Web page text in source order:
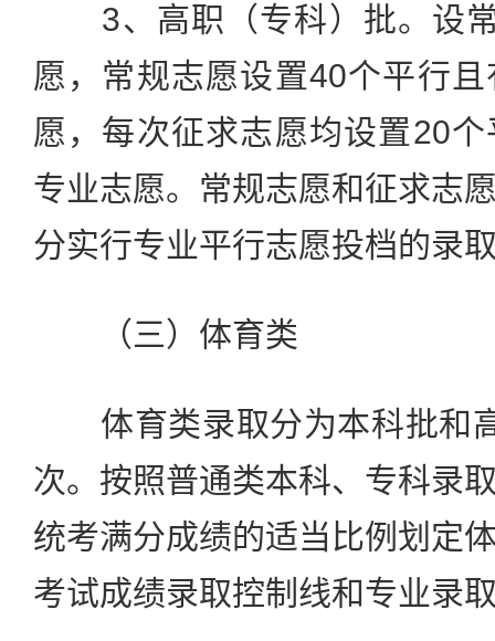
3、高职（专科）批。设常
愿，常规志愿设置40个平行
愿，每次征求志愿均设置20
专业志愿。常规志愿和征求志
分实行专业平行志愿投档的录
（三）体育类
体育类录取分为本科批和
次。按照普通类本科、专科录
统考满分成绩的适当比例划定
考试成绩录取控制线和专业录